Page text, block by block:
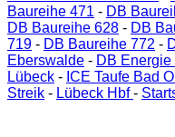
Baureihe 471 - DB
DB Baureihe 628 - DB
719 - DB Baureihe 772 -
Eberswalde - DB
Lübeck - ICE Taufe Bad
Streik - Lübeck Hbf-